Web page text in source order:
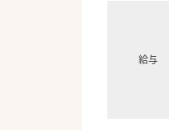
給与